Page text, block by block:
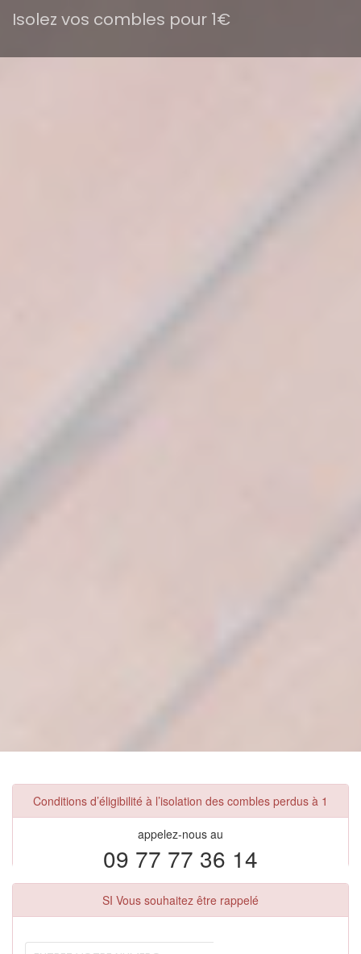
Isolez vos combles pour 1€
Conditions d’éligibilité à l’isolation des combles perdus à 1
appelez-nous au
09 77 77 36 14
SI Vous souhaitez être rappelé